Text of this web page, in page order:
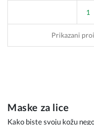
1
Prikazani
Maske za lice
Kako biste svoju kožu